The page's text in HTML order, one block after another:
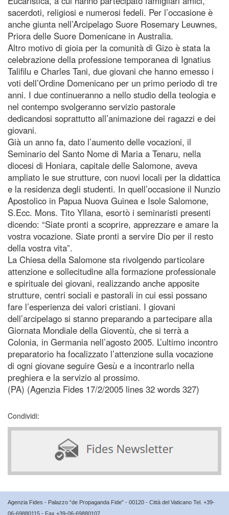
sacerdoti, religiosi e numerosi fedeli. Per l’occasione è
anche giunta nell’Arcipelago Suore Rosemary Leuwnes,
Priora delle Suore Domenicane in Australia.
Altro motivo di gioia per la comunità di Gizo è stata la
celebrazione della professione temporanea di Ignatius
Talifilu e Charles Tani, due giovani che hanno emesso i
voti dell’Ordine Domenicano per un primo periodo di tre
anni. I due continueranno a nello studio della teologia e
nel contempo svolgeranno servizio pastorale
dedicandosi soprattutto all’animazione dei ragazzi e dei
giovani.
Già un anno fa, dato l’aumento delle vocazioni, il
Seminario del Santo Nome di Maria a Tenaru, nella
diocesi di Honiara, capitale delle Salomone, aveva
ampliato le sue strutture, con nuovi locali per la didattica
e la residenza degli studenti. In quell’occasione il Nunzio
Apostolico in Papua Nuova Guinea e Isole Salomone,
S.Ecc. Mons. Tito Yllana, esortò i seminaristi presenti
dicendo: “Siate pronti a scoprire, apprezzare e amare la
vostra vocazione. Siate pronti a servire Dio per il resto
della vostra vita”.
La Chiesa della Salomone sta rivolgendo particolare
attenzione e sollecitudine alla formazione professionale
e spirituale dei giovani, realizzando anche apposite
strutture, centri sociali e pastorali in cui essi possano
fare l’esperienza dei valori cristiani. I giovani
dell’arcipelago si stanno preparando a partecipare alla
Giornata Mondiale della Gioventù, che si terrà a
Colonia, in Germania nell’agosto 2005. L’ultimo incontro
preparatorio ha focalizzato l’attenzione sulla vocazione
di ogni giovane seguire Gesù e a incontrarlo nella
preghiera e la servizio al prossimo.
(PA) (Agenzia Fides 17/2/2005 lines 32 words 327)
Condividi:
Agenzia Fides - Palazzo “de Propaganda Fide” - 00120 - Città del Vaticano Tel. +39-
06-69880115 - Fax +39-06-69880107